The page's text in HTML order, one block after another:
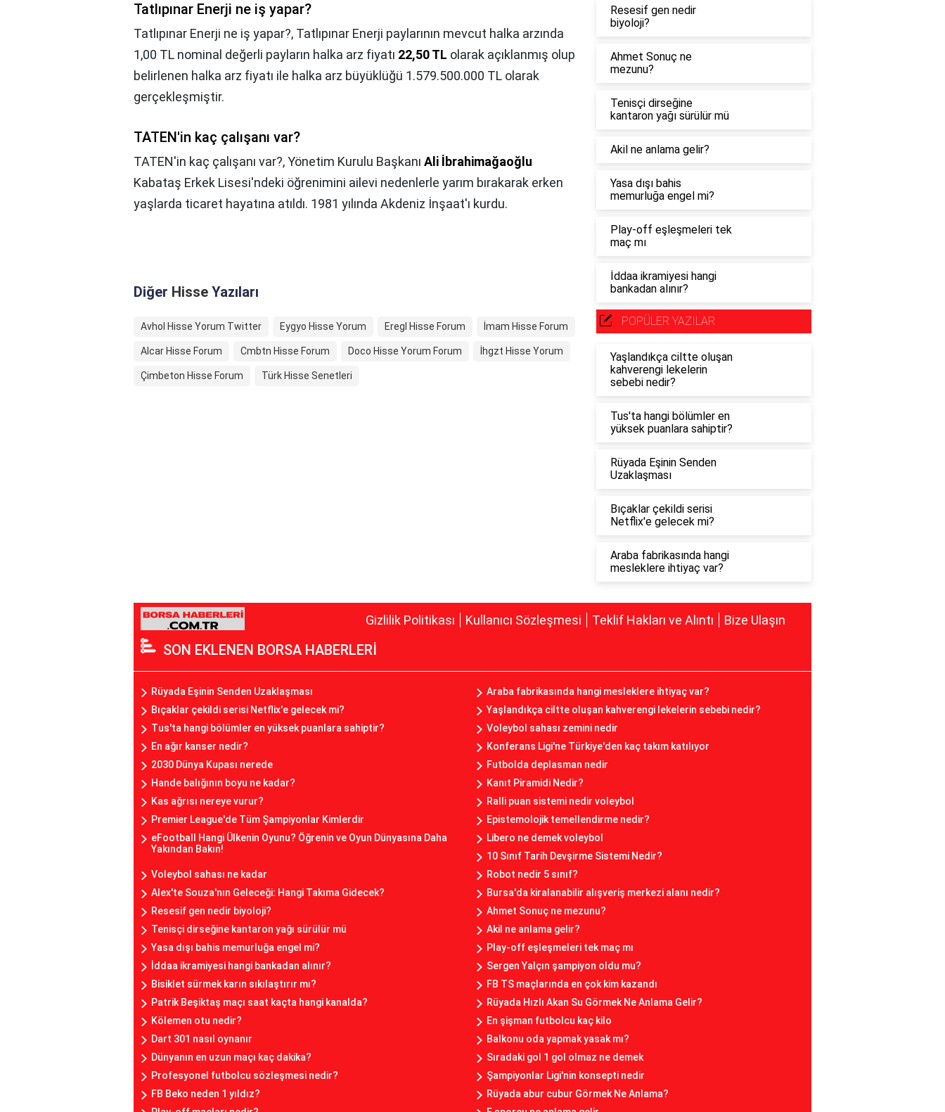
Tatlıpınar Enerji ne iş yapar?
Tatlıpınar Enerji ne iş yapar?, Tatlıpınar Enerji paylarının mevcut halka arzında
1,00 TL nominal değerli payların halka arz fiyatı 22,50 TL olarak açıklanmış olup
belirlenen halka arz fiyatı ile halka arz büyüklüğü 1.579.500.000 TL olarak
gerçekleşmiştir.
TATEN'in kaç çalışanı var?
TATEN'in kaç çalışanı var?,Yönetim Kurulu Başkanı Ali İbrahimağaoğlu
Kabataş Erkek Lisesi'ndeki öğrenimini ailevi nedenlerle yarım bırakarak erken
yaşlarda ticaret hayatına atıldı. 1981 yılında Akdeniz İnşaat'ı kurdu.
Diğer Hisse Yazıları
Avhol Hisse Yorum Twitter Eygyo Hisse Yorum Eregl Hisse Forum İmam Hisse Forum
Alcar Hisse Forum Cmbtn Hisse Forum Doco Hisse Yorum Forum İhgzt Hisse Yorum
Çimbeton Hisse Forum Türk Hisse Senetleri
Resesif gen nedir
biyoloji?
Ahmet Sonuç ne
mezunu?
Tenisçi dirseğine
kantaron yağı sürülür mü
Akil ne anlama gelir?
Yasa dışı bahis
memurluğa engel mi?
Play-off eşleşmeleri tek
maç mı
İddaa ikramiyesi hangi
bankadan alınır?
POPÜLER YAZILAR
Yaşlandıkça ciltte oluşan
kahverengi lekelerin
sebebi nedir?
Tus'ta hangi bölümler en
yüksek puanlara sahiptir?
Rüyada Eşinin Senden
Uzaklaşması
Bıçaklar çekildi serisi
Netflix'e gelecek mi?
Araba fabrikasında hangi
mesleklere ihtiyaç var?
Gizlilik Politikası Kullanıcı Sözleşmesi Teklif Hakları ve Alıntı Bize Ulaşın
SON EKLENEN BORSA HABERLERİ
Rüyada Eşinin Senden Uzaklaşması
Araba fabrikasında hangi mesleklere ihtiyaç var?
Bıçaklar çekildi serisi Netflix'e gelecek mi?
Yaşlandıkça ciltte oluşan kahverengi lekelerin sebebi nedir?
Tus'ta hangi bölümler en yüksek puanlara sahiptir?
Voleybol sahası zemini nedir
En ağır kanser nedir?
Konferans Ligi'ne Türkiye'den kaç takım katılıyor
2030 Dünya Kupası nerede
Futbolda deplasman nedir
Hande balığının boyu ne kadar?
Kanıt Piramidi Nedir?
Kas ağrısı nereye vurur?
Ralli puan sistemi nedir voleybol
Premier League'de Tüm Şampiyonlar Kimlerdir
Epistemolojik temellendirme nedir?
eFootball Hangi Ülkenin Oyunu? Öğrenin ve Oyun Dünyasına Daha
Yakından Bakın!
Libero ne demek voleybol
10 Sınıf Tarih Devşirme Sistemi Nedir?
Voleybol sahası ne kadar
Robot nedir 5 sınıf?
Alex'te Souza'nın Geleceği: Hangi Takıma Gidecek?
Bursa'da kiralanabilir alışveriş merkezi alanı nedir?
Resesif gen nedir biyoloji?
Ahmet Sonuç ne mezunu?
Tenisçi dirseğine kantaron yağı sürülür mü
Akil ne anlama gelir?
Yasa dışı bahis memurluğa engel mi?
Play-off eşleşmeleri tek maç mı
İddaa ikramiyesi hangi bankadan alınır?
Sergen Yalçın şampiyon oldu mu?
Bisiklet sürmek karın sıkılaştırır mı?
FB TS maçlarında en çok kim kazandı
Patrik Beşiktaş maçı saat kaçta hangi kanalda?
Rüyada Hızlı Akan Su Görmek Ne Anlama Gelir?
Kölemen otu nedir?
En şişman futbolcu kaç kilo
Dart 301 nasıl oynanır
Balkonu oda yapmak yasak mı?
Dünyanın en uzun maçı kaç dakika?
Sıradaki gol 1 gol olmaz ne demek
Profesyonel futbolcu sözleşmesi nedir?
Şampiyonlar Ligi'nin konsepti nedir
FB Beko neden 1 yıldız?
Rüyada abur cubur Görmek Ne Anlama?